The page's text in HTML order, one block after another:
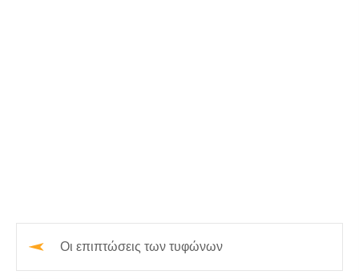
Οι επιπτώσεις των τυφώνων